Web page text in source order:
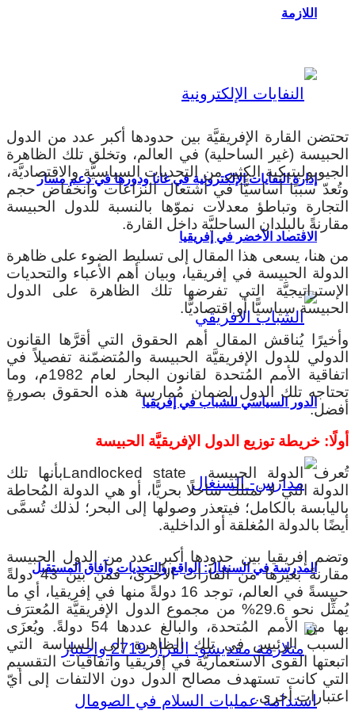
اللازمة
إدارة النفايات الإلكترونية في غانا ودورها في دعم مسار
الاقتصاد الأخضر في إفريقيا
الدور السياسي للشباب في إفريقيا
المدرسة في السنغال: الواقع والتحديات وآفاق المستقبل
تحتضن القارة الإفريقيَّة بين حدودها أكبر عدد من الدول
الحبيسة (غير الساحلية) في العالم، وتخلق تلك الظاهرة
الجيوبوليتيكية الكثير من التحديات السياسيَّة والاقتصاديَّة،
وتُعدّ سببًا أساسيًّا في اشتعال النزاعات وانخفاض حجم
التجارة وتباطؤ معدلات نموّها بالنسبة للدول الحبيسة
مقارنةً بالبلدان الساحليَّة داخل القارة.
من هنا، يسعى هذا المقال إلى تسليط الضوء على ظاهرة
الدولة الحبيسة في إفريقيا، وبيان أهم الأعباء والتحديات
الإستراتيجيَّة التي تفرضها تلك الظاهرة على الدول
الحبيسة سياسيًّا أو اقتصاديًّا.
وأخيرًا يُناقش المقال أهم الحقوق التي أقرَّها القانون
الدولي للدول الإفريقيَّة الحبيسة والمُتضمّنة تفصيلاً في
اتفاقية الأمم المُتحدة لقانون البحار لعام 1982م، وما
تحتاجه تلك الدول لضمان مُمارسة هذه الحقوق بصورةٍ
أفضل.
أولًا: خريطة توزيع الدول الإفريقيَّة الحبيسة
تُعرف الدولة الحبيسة Landlocked stateبأنها تلك
الدولة التي لا تمتلك ساحلًا بحريًّا، أو هي الدولة المُحاطة
باليابسة بالكامل؛ فيتعذر وصولها إلى البحر؛ لذلك تُسمَّى
أيضًا بالدولة المُغلقة أو الداخلية.
وتضم إفريقيا بين حدودها أكبر عدد من الدول الحبيسة
مقارنةً بغيرها من القارات الأخرى، فمن بين 43 دولةً
حبيسةً في العالم، توجد 16 دولةً منها في إفريقيا، أي ما
يُمثِّل نحو 29.6% من مجموع الدول الإفريقيَّة المُعترَف
بها من الأمم المُتحدة، والبالغ عددها 54 دولةً. ويُعزَى
السبب الرئيس في تلك الظاهرة إلى السياسة التي
اتبعتها القوى الاستعماريَّة في إفريقيا واتفاقيات التقسيم
التي كانت تستهدف مصالح الدول دون الالتفات إلى أيّ
اعتبارات أخرى.